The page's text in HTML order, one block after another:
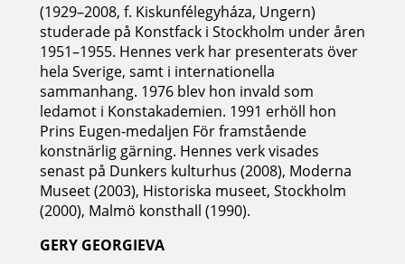
(1929–2008, f. Kiskunfélegyháza, Ungern)
studerade på Konstfack i Stockholm under åren
1951–1955. Hennes verk har presenterats över
hela Sverige, samt i internationella
sammanhang. 1976 blev hon invald som
ledamot i Konstakademien. 1991 erhöll hon
Prins Eugen-medaljen För framstående
konstnärlig gärning. Hennes verk visades
senast på Dunkers kulturhus (2008), Moderna
Museet (2003), Historiska museet, Stockholm
(2000), Malmö konsthall (1990).
GERY GEORGIEVA